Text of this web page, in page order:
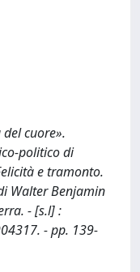
cuore».
politico di
e tramonto.
Walter Benjamin
- [s.l] :
- pp. 139-